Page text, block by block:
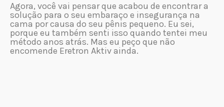
Agora, você vai pensar que acabou de encontrar a
solução para o seu embaraço e insegurança na
cama por causa do seu pênis pequeno. Eu sei,
porque eu também senti isso quando tentei meu
método anos atrás. Mas eu peço que não
encomende Eretron Aktiv ainda.